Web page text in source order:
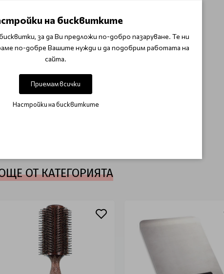
ОТЗИВИ (0)
ОТ КАТЕГОРИЯТА
на бисквитките
за да Ви предложи по-добро пазаруване. Те ни
по-добре Вашите нужди и да подобрим работата на
сайта.
Приемам всички
Настройки на бисквитките